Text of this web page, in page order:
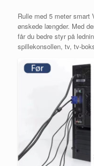
Rulle med 5 meter smart
ønskede længder. Med
får du bedre styr på
spillekonsollen, tv, tv-